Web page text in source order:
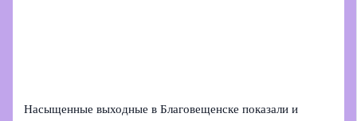
Насыщенные выходные в Благовещенске показали и